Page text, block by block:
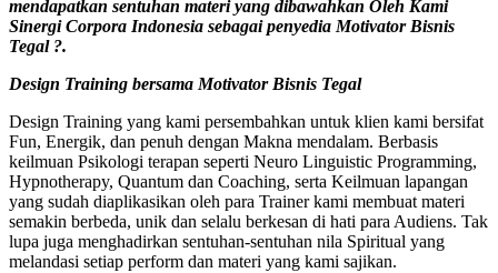
mendapatkan sentuhan materi yang dibawahkan Oleh Kami
Sinergi Corpora Indonesia sebagai penyedia Motivator Bisnis
Tegal ?.
Design Training bersama Motivator Bisnis Tegal
Design Training yang kami persembahkan untuk klien kami bersifat
Fun, Energik, dan penuh dengan Makna mendalam. Berbasis
keilmuan Psikologi terapan seperti Neuro Linguistic Programming,
Hypnotherapy, Quantum dan Coaching, serta Keilmuan lapangan
yang sudah diaplikasikan oleh para Trainer kami membuat materi
semakin berbeda, unik dan selalu berkesan di hati para Audiens. Tak
lupa juga menghadirkan sentuhan-sentuhan nila Spiritual yang
melandasi setiap perform dan materi yang kami sajikan.